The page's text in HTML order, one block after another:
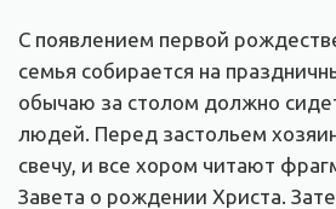
С появлением первой
семья собирается на
обычаю за столом должно
людей. Перед застольем
свечу, и все хором читают
Завета о рождении Христа.